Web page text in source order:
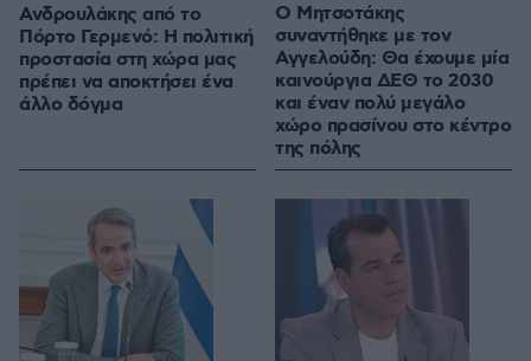
Ανδρουλάκης από το
Πόρτο Γερμενό: Η πολιτική
προστασία στη χώρα μας
πρέπει να αποκτήσει ένα
άλλο δόγμα
Ο Μητσοτάκης
συναντήθηκε με τον
Αγγελούδη: Θα έχουμε μία
καινούργια ΔΕΘ το 2030
και έναν πολύ μεγάλο
χώρο πρασίνου στο κέντρο
της πόλης